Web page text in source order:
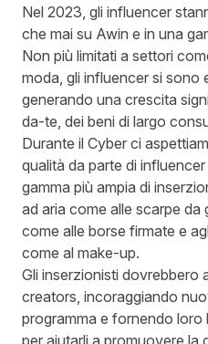
Nel 2023, gli influencer
che mai su Awin e in una
Non più limitati a settori
moda, gli influencer si sono
generando una crescita
da-te, dei beni di largo
Durante il Cyber ci
qualità da parte di
gamma più ampia di
ad aria come alle scarpe
come alle borse firmate e
come al make-up.
Gli inserzionisti dovrebbero
creators, incoraggiando
programma e fornendo
per aiutarli a promuovere la